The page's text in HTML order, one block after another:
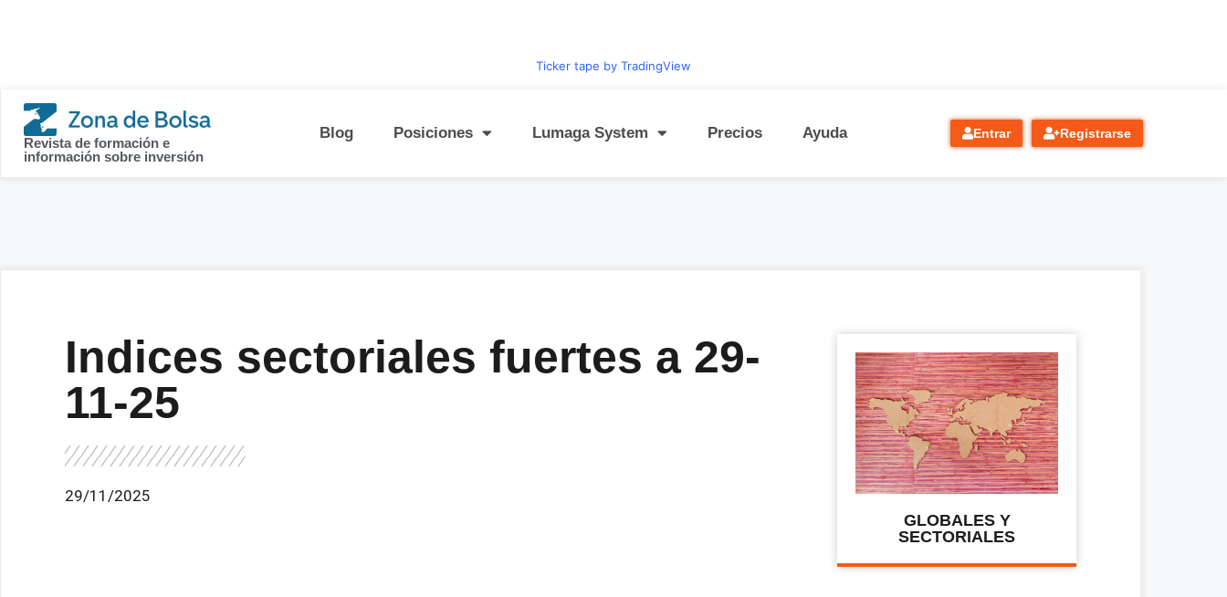
Ticker tape by TradingView
Revista de formación e
información sobre inversión
Blog Posiciones Lumaga System Precios Ayuda Entrar Registrarse
Indices sectoriales fuertes a 29-
11-25
29/11/2025
GLOBALES Y
SECTORIALES